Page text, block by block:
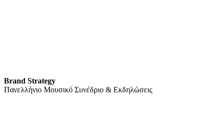
Brand Strategy
Πανελλήνιο Μουσικό Συνέδριο & Εκδηλώσεις